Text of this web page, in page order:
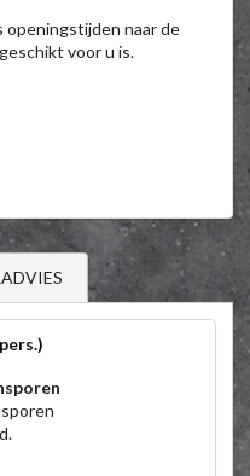
openingstijden naar de
voor u is.